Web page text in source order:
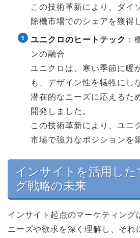
この技術革新により、ダイ
除機市場でのシェアを獲得
ユニクロのヒートテック ：
ンの融合
ユニクロは、寒い季節に暖
も、デザイン性を犠牲にし
潜在的なニーズに応えるた
開発しました。
この技術革新により、ユニ
市場で強力なポジションを
インサイトを活用し
グ戦略の未来
インサイト起点のマーケティング
ニーズや欲求を深く理解し、それ